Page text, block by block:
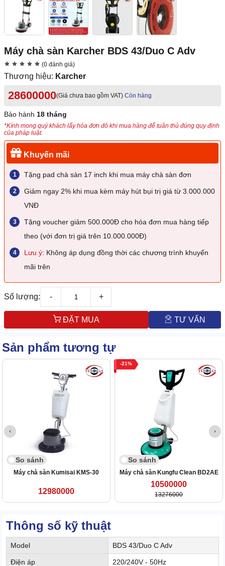
Máy chà sàn Karcher BDS 43/Duo C Adv
(0 đánh giá)
Thương hiệu: Karcher
28600000(Giá chưa bao gồm VAT) Còn hàng
Bảo hành 18 tháng
*Kính mong quý khách lấy hóa đơn đỏ khi mua hàng để tuân thủ đúng quy định
của pháp luật.
Khuyến mãi
Tặng pad chà sàn 17 inch khi mua máy chà sàn đơn
Giảm ngay 2% khi mua kèm máy hút bụi trị giá từ 3.000.000
VNĐ
Tặng voucher giảm 500.000Đ cho hóa đơn mua hàng tiếp
theo (với đơn trị giá trên 10.000.000Đ)
Lưu ý: Không áp dụng đồng thời các chương trình khuyến
mãi trên
Số lượng: - +
ĐẶT MUA TƯ VẤN
Sản phẩm tương tự
So sánh
Máy chà sàn Kumisai KMS-30
12980000
21
So sánh
Máy chà sàn Kungfu Clean BD2AE
10500000
13276000
Thông số kỹ thuật
Model BDS 43/Duo C Adv
Điện áp 220/240V - 50Hz